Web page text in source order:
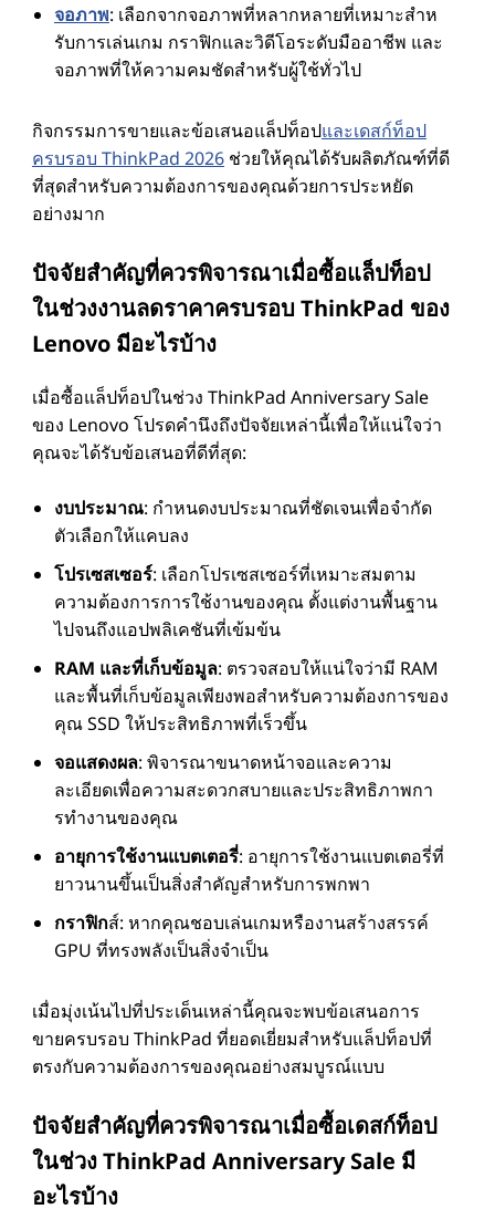
จอภาพ: เลือกจากจอภาพที่หลากหลายที่เหมาะสําห
รับการเล่นเกม กราฟิกและวิดีโอระดับมืออาชีพ และ
จอภาพที่ให้ความคมชัดสําหรับผู้ใช้ทั่วไป
กิจกรรมการขายและข้อเสนอแล็ปท็อปและเดสก์ท็อป
ครบรอบ ThinkPad 2026ช่วยให้คุณได้รับผลิตภัณฑ์ที่ดี
ที่สุดสําหรับความต้องการของคุณด้วยการประหยัด
อย่างมาก
ปัจจัยสําคัญที่ควรพิจารณาเมื่อซื้อแล็ปท็อป
ในช่วงงานลดราคาครบรอบ ThinkPad ของ
Lenovo มีอะไรบ้าง
เมื่อซื้อแล็ปท็อปในช่วง ThinkPad Anniversary Sale
ของ Lenovo โปรดคํานึงถึงปัจจัยเหล่านี้เพื่อให้แน่ใจว่า
คุณจะได้รับข้อเสนอที่ดีที่สุด:
งบประมาณ: กําหนดงบประมาณที่ชัดเจนเพื่อจํากัด
ตัวเลือกให้แคบลง
โปรเซสเซอร์: เลือกโปรเซสเซอร์ที่เหมาะสมตาม
ความต้องการการใช้งานของคุณ ตั้งแต่งานพื้นฐาน
ไปจนถึงแอปพลิเคชันที่เข้มข้น
RAM และที่เก็บข้อมูล: ตรวจสอบให้แน่ใจว่ามี RAM
และพื้นที่เก็บข้อมูลเพียงพอสําหรับความต้องการของ
คุณ SSD ให้ประสิทธิภาพที่เร็วขึ้น
จอแสดงผล: พิจารณาขนาดหน้าจอและความ
ละเอียดเพื่อความสะดวกสบายและประสิทธิภาพกา
รทํางานของคุณ
อายุการใช้งานแบตเตอรี่: อายุการใช้งานแบตเตอรี่ที่
ยาวนานขึ้นเป็นสิ่งสําคัญสําหรับการพกพา
กราฟิกส์: หากคุณชอบเล่นเกมหรืองานสร้างสรรค์
GPU ที่ทรงพลังเป็นสิ่งจําเป็น
เมื่อมุ่งเน้นไปที่ประเด็นเหล่านี้คุณจะพบข้อเสนอการ
ขายครบรอบ ThinkPad ที่ยอดเยี่ยมสําหรับแล็ปท็อปที่
ตรงกับความต้องการของคุณอย่างสมบูรณ์แบบ
ปัจจัยสําคัญที่ควรพิจารณาเมื่อซื้อเดสก์ท็อป
ในช่วง ThinkPad Anniversary Sale มี
อะไรบ้าง